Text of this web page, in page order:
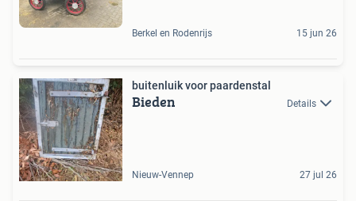
Berkel en Rodenrijs 15 jun 26
buitenluik voor paardenstal
Bieden Details
Nieuw-Vennep 27 jul 26